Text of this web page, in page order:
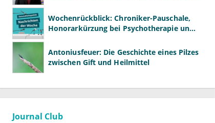
Wochenrückblick: Chroniker-Pauschale,
Honorarkürzung bei Psychotherapie und
Antoniusfeuer: Die Geschichte eines Pilzes
zwischen Gift und Heilmittel
Journal Club